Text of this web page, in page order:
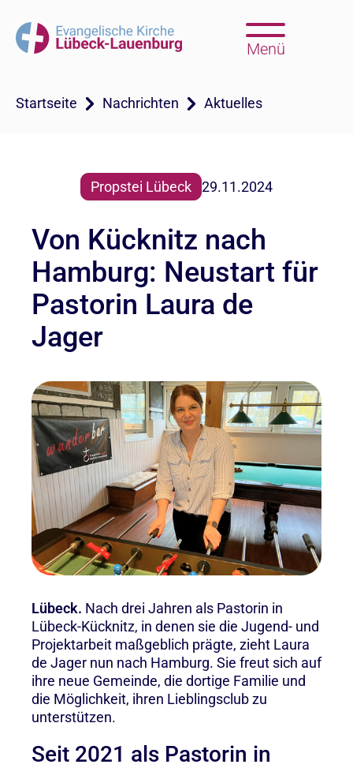
Menü
Startseite Nachrichten Aktuelles
Propstei Lübeck 29.11.2024
Von Kücknitz nach
Hamburg: Neustart für
Pastorin Laura de
Jager
Lübeck. Nach drei Jahren als Pastorin in
Lübeck-Kücknitz, in denen sie die Jugend- und
Projektarbeit maßgeblich prägte, zieht Laura
de Jager nun nach Hamburg. Sie freut sich auf
ihre neue Gemeinde, die dortige Familie und
die Möglichkeit, ihren Lieblingsclub zu
unterstützen.
Seit 2021 als Pastorin in